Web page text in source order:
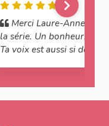
Merci Laure-Anne, Je découvre
la série. Un bonheur, un
Ta voix est aussi si douce…